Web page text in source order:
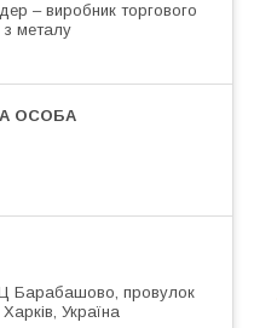
– виробник торгового
металу
Барабашово, провулок
Україна